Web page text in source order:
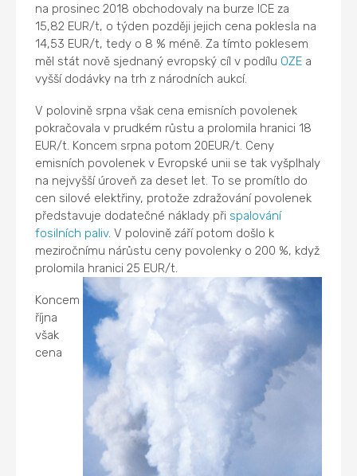
na prosinec 2018 obchodovaly na burze ICE za
15,82 EUR/t, o týden později jejich cena poklesla na
14,53 EUR/t, tedy o 8 % méně. Za tímto poklesem
měl stát nově sjednaný evropský cíl v podílu OZE a
vyšší dodávky na trh z národních aukcí.
V polovině srpna však cena emisních povolenek
pokračovala v prudkém růstu a prolomila hranici 18
EUR/t. Koncem srpna potom 20EUR/t. Ceny
emisních povolenek v Evropské unii se tak vyšplhaly
na nejvyšší úroveň za deset let. To se promítlo do
cen silové elektřiny, protože zdražování povolenek
představuje dodatečné náklady při spalování
fosilních paliv. V polovině září potom došlo k
meziročnímu nárůstu ceny povolenky o 200 %, když
prolomila hranici 25 EUR/t.
Koncem
října
však
cena